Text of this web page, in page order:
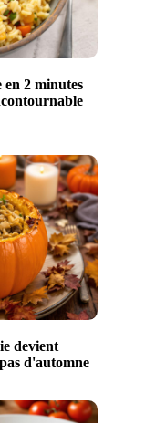
2 minutes
devient
d'automne